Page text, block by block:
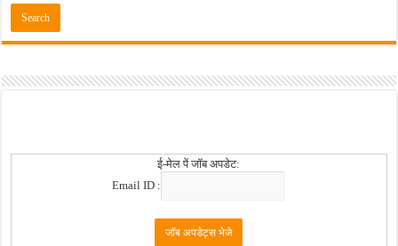
ई-मेल पें जॉब अपडेट:
Email ID :